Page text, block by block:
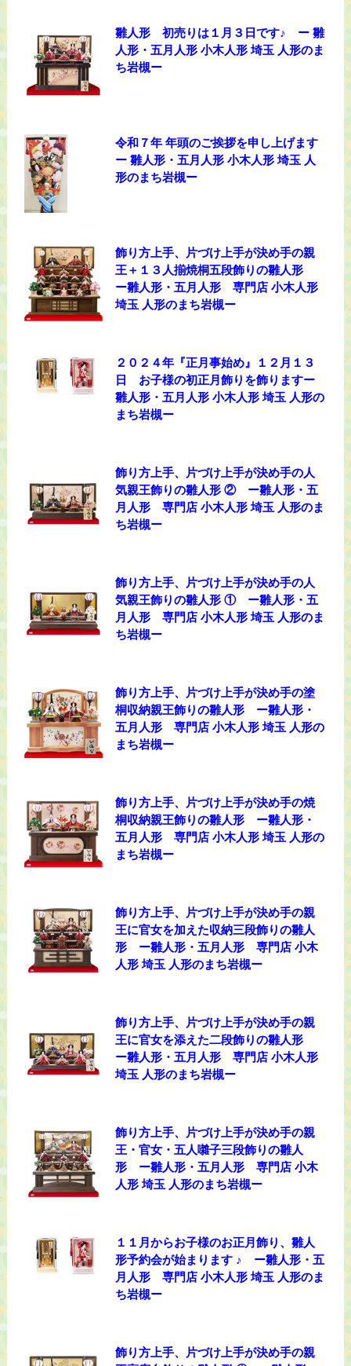
雛人形 初売りは１月３日です♪ ー 雛
人形・五月人形 小木人形 埼玉 人形のま
ち岩槻ー
令和７年 年頭のご挨拶を申し上げます
ー 雛人形・五月人形 小木人形 埼玉 人
形のまち岩槻ー
飾り方上手、片づけ上手が決め手の親
王＋１３人揃焼桐五段飾りの雛人形
ー雛人形・五月人形 専門店 小木人形
埼玉 人形のまち岩槻ー
２０２４年『正月事始め』１２月１３
日 お子様の初正月飾りを飾りますー
雛人形・五月人形 小木人形 埼玉 人形の
まち岩槻ー
飾り方上手、片づけ上手が決め手の人
気親王飾りの雛人形 ② ー雛人形・五
月人形 専門店 小木人形 埼玉 人形のま
ち岩槻ー
飾り方上手、片づけ上手が決め手の人
気親王飾りの雛人形 ① ー雛人形・五
月人形 専門店 小木人形 埼玉 人形のま
ち岩槻ー
飾り方上手、片づけ上手が決め手の塗
桐収納親王飾りの雛人形 ー雛人形・
五月人形 専門店 小木人形 埼玉 人形の
まち岩槻ー
飾り方上手、片づけ上手が決め手の焼
桐収納親王飾りの雛人形 ー雛人形・
五月人形 専門店 小木人形 埼玉 人形の
まち岩槻ー
飾り方上手、片づけ上手が決め手の親
王に官女を加えた収納三段飾りの雛人
形 ー雛人形・五月人形 専門店 小木
人形 埼玉 人形のまち岩槻ー
飾り方上手、片づけ上手が決め手の親
王に官女を添えた二段飾りの雛人形
ー雛人形・五月人形 専門店 小木人形
埼玉 人形のまち岩槻ー
飾り方上手、片づけ上手が決め手の親
王・官女・五人囃子三段飾りの雛人
形 ー雛人形・五月人形 専門店 小木
人形 埼玉 人形のまち岩槻ー
１１月からお子様のお正月飾り、雛人
形予約会が始まります ♪ ー雛人形・五
月人形 専門店 小木人形 埼玉 人形のま
ち岩槻ー
飾り方上手、片づけ上手が決め手の親